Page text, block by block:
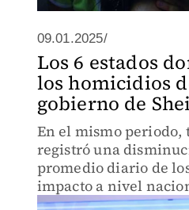
09.01.2025/
Los 6 estados
los homicidios
gobierno de
En el mismo periodo,
registró una
promedio diario de
impacto a nivel